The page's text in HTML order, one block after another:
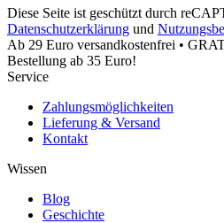
Diese Seite ist geschützt durch
Datenschutzerklärung und
Ab 29 Euro versandkostenfrei •
Bestellung ab 35 Euro!
Service
Zahlungsmöglichkeiten
Lieferung & Versand
Kontakt
Wissen
Blog
Geschichte